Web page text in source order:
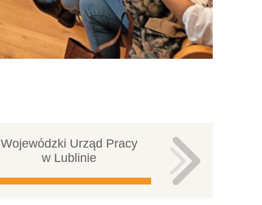
Wojewódzki Urząd Pracy
w Lublinie